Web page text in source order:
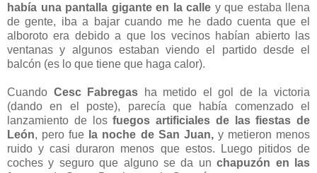
había una pantalla gigante en la calle y que estaba llena
de gente, iba a bajar cuando me he dado cuenta que el
alboroto era debido a que los vecinos habían abierto las
ventanas y algunos estaban viendo el partido desde el
balcón (es lo que tiene que haga calor).
Cuando Cesc Fabregas ha metido el gol de la victoria
(dando en el poste), parecía que había comenzado el
lanzamiento de losfuegos artificiales de las fiestas de
León, pero fue la noche de San Juan,y metieron menos
ruido y casi duraron menos que estos. Luego pitidos de
coches y seguro que alguno se da unchapuzón en las